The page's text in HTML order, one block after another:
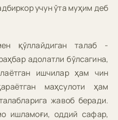
учун ўта муҳим деб
қўллайдиган талаб -
адолатли бўлсагина,
ишчилар ҳам чин
маҳсулоти ҳам
жавоб беради.
ишламоғи, оддий сафар,